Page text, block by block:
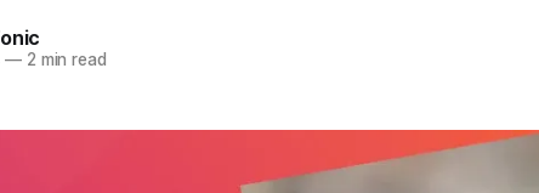
—2 min read